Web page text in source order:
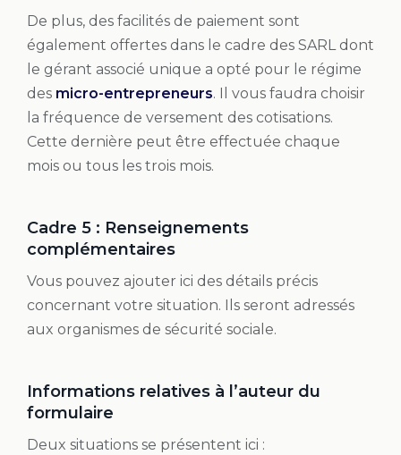
De plus, des facilités de paiement sont
également offertes dans le cadre des SARL dont
le gérant associé unique a opté pour le régime
des micro-entrepreneurs. Il vous faudra choisir
la fréquence de versement des cotisations.
Cette dernière peut être effectuée chaque
mois ou tous les trois mois.
Cadre 5 : Renseignements
complémentaires
Vous pouvez ajouter ici des détails précis
concernant votre situation. Ils seront adressés
aux organismes de sécurité sociale.
Informations relatives à l’auteur du
formulaire
Deux situations se présentent ici :